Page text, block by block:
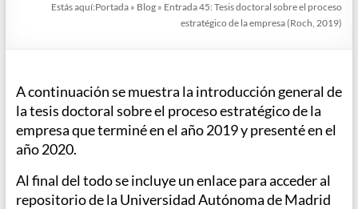
Estás aquí:Portada » Blog » Entrada 45: Tesis doctoral sobre el proceso
estratégico de la empresa (Roch, 2019)
A continuación se muestra la introducción general de
la tesis doctoral sobre el proceso estratégico de la
empresa que terminé en el año 2019 y presenté en el
año 2020.
Al final del todo se incluye un enlace para acceder al
repositorio de la Universidad Autónoma de Madrid